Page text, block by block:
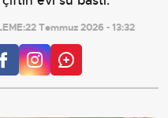
22 Temmuz 2026 - 13:32